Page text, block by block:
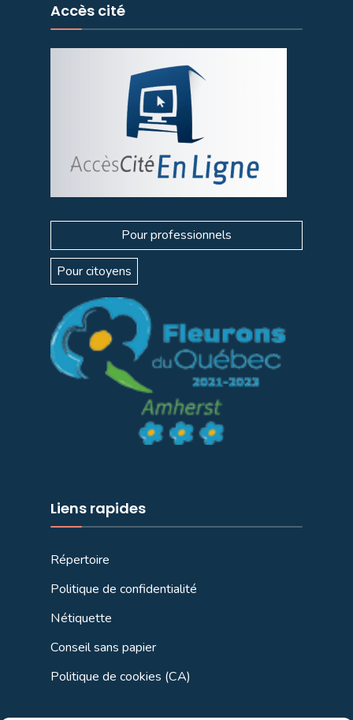
Accès cité
Pour professionnels
Pour citoyens
Liens rapides
Répertoire
Politique de confidentialité
Nétiquette
Conseil sans papier
Politique de cookies (CA)